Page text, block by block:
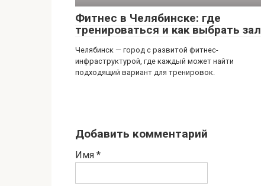
Фитнес в Челябинске: где
тренироваться и как выбрать зал
Челябинск — город с развитой фитнес-
инфраструктурой, где каждый может найти
подходящий вариант для тренировок.
Добавить комментарий
Имя *